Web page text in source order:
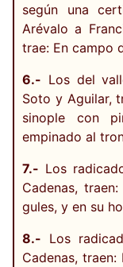
según una
Arévalo a
trae: En campo
6.- Los del
Soto y Aguilar,
sinople con
empinado al
7.- Los
Cadenas,
gules, y en su
8.- Los
Cadenas,